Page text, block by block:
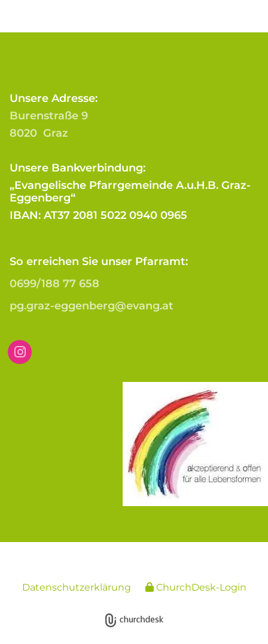
Unsere Adresse:
Burenstraße 9
8020 Graz
Unsere Bankverbindung:
„Evangelische Pfarrgemeinde A.u.H.B. Graz-
Eggenberg“
IBAN: AT37 2081 5022 0940 0965
So erreichen Sie unser Pfarramt:
0699/188 77 658
pg.graz-eggenberg@evang.at
Datenschutzerklärung ChurchDesk-Login